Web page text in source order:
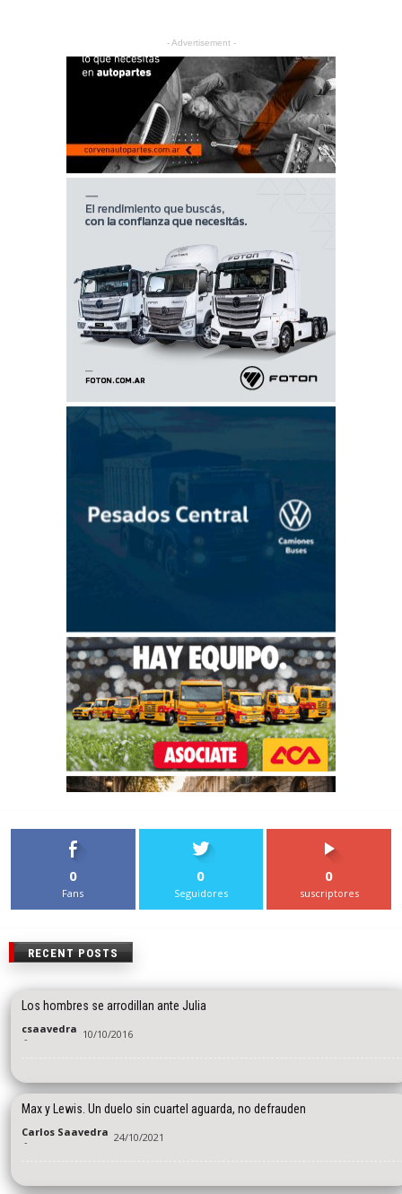
- Advertisement -
0
Fans
0
Seguidores
0
suscriptores
RECENT POSTS
Los hombres se arrodillan ante Julia
csaavedra
- 10/10/2016
Max y Lewis. Un duelo sin cuartel aguarda, no defrauden
Carlos Saavedra
- 24/10/2021